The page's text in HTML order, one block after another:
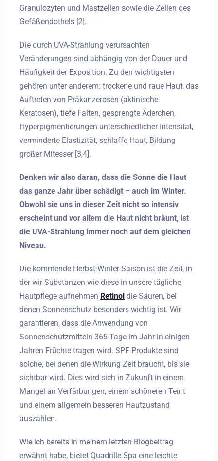
Granulozyten und Mastzellen sowie die Zellen des
Gefäßendothels [2].
Die durch UVA-Strahlung verursachten
Veränderungen sind abhängig von der Dauer und
Häufigkeit der Exposition. Zu den wichtigsten
gehören unter anderem: trockene und raue Haut, das
Auftreten von Präkanzerosen (aktinische
Keratosen), tiefe Falten, gesprengte Äderchen,
Hyperpigmentierungen unterschiedlicher Intensität,
verminderte Elastizität, schlaffe Haut, Bildung
großer Mitesser [3,4].
Denken wir also daran, dass die Sonne die Haut
das ganze Jahr über schädigt – auch im Winter.
Obwohl sie uns in dieser Zeit nicht so intensiv
erscheint und vor allem die Haut nicht bräunt, ist
die UVA-Strahlung immer noch auf dem gleichen
Niveau.
Die kommende Herbst-Winter-Saison ist die Zeit, in
der wir Substanzen wie diese in unsere tägliche
Hautpflege aufnehmen Retinol die Säuren, bei
denen Sonnenschutz besonders wichtig ist. Wir
garantieren, dass die Anwendung von
Sonnenschutzmitteln 365 Tage im Jahr in einigen
Jahren Früchte tragen wird. SPF-Produkte sind
solche, bei denen die Wirkung Zeit braucht, bis sie
sichtbar wird. Dies wird sich in Zukunft in einem
Mangel an Verfärbungen, einem schöneren Teint
und einem allgemein besseren Hautzustand
auszahlen.
Wie ich bereits in meinem letzten Blogbeitrag
erwähnt habe, bietet Quadrille Spa eine leichte